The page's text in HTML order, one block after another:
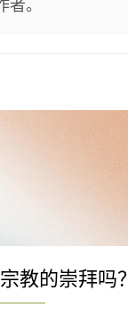
者。
教的崇拜吗？